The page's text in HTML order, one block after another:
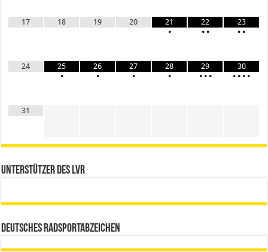
17 18 19 20
21
•
22
• •
23
• •
24
25
•
26
•
27
•
28
•
29
• • •
30
• • • •
31
Unterstützer des LVR
Deutsches Radsportabzeichen